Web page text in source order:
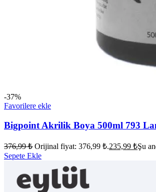
-37%
Favorilere ekle
Bigpoint Akrilik Boya 500ml 793
376,99₺ Orijinal fiyat: 376,99 ₺.235,99 ₺Şu
Sepete Ekle